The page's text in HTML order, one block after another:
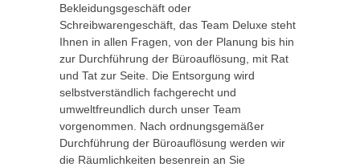
Bekleidungsgeschäft oder
Schreibwarengeschäft, das Team Deluxe steht
Ihnen in allen Fragen, von der Planung bis hin
zur Durchführung der Büroauflösung, mit Rat
und Tat zur Seite. Die Entsorgung wird
selbstverständlich fachgerecht und
umweltfreundlich durch unser Team
vorgenommen. Nach ordnungsgemäßer
Durchführung der Büroauflösung werden wir
die Räumlichkeiten besenrein an Sie